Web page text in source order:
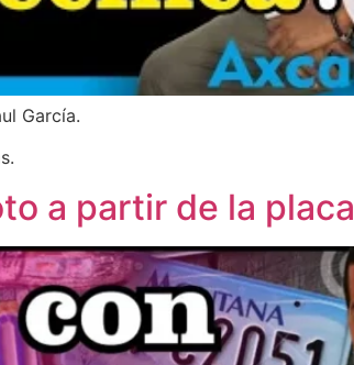
García.
a partir de la placa